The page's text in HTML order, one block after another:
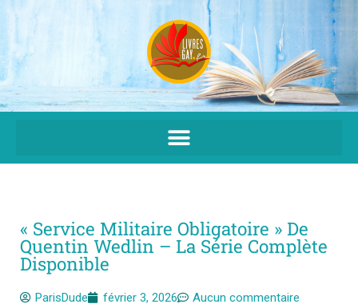
Aller
au
contenu
« Service Militaire Obligatoire » De
Quentin Wedlin – La Série Complète
Disponible
ParisDude février 3, 2026
Aucun commentaire